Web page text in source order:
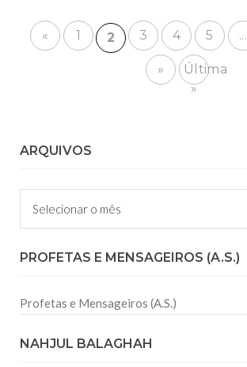
« 1 2 3 4 5 ...
»
Última
»
ARQUIVOS
Arquivos
PROFETAS E MENSAGEIROS (A.S.)
Profetas e Mensageiros (A.S.)
NAHJUL BALAGHAH